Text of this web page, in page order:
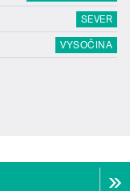
SEVER
VYSOČINA